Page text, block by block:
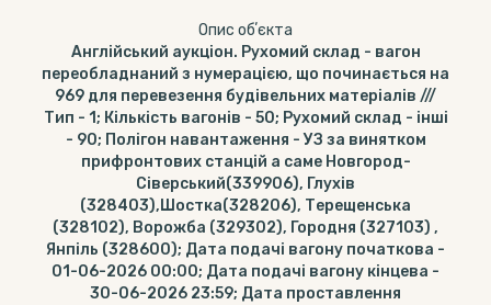
Опис обʼєкта
Англійський аукціон. Рухомий склад - вагон
переобладнаний з нумерацією, що починається на
969 для перевезення будівельних матеріалів ///
Тип - 1; Кількість вагонів - 50; Рухомий склад - інші
- 90; Полігон навантаження - УЗ за винятком
прифронтових станцій а саме Новгород-
Сіверський(339906), Глухів
(328403),Шостка(328206), Терещенська
(328102), Ворожба (329302), Городня (327103) ,
Янпіль (328600); Дата подачі вагону початкова -
01-06-2026 00:00; Дата подачі вагону кінцева -
30-06-2026 23:59; Дата проставлення